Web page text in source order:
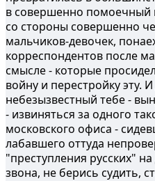
в совершенно помоечный
со стороны совершенно
мальчиков-девочек,
корреспондентов после
смысле - которые
войну и перестройку эту.
небезызвестный тебе -
- извиняться за одного
московского офиса -
лабавшего оттуда
"преступления русских"
звона, не берись судить,